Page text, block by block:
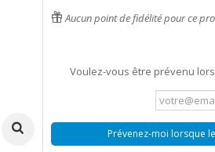
Aucun point de fidélité pour ce
Voulez-vous être prévenu
Prévenez-moi lorsque